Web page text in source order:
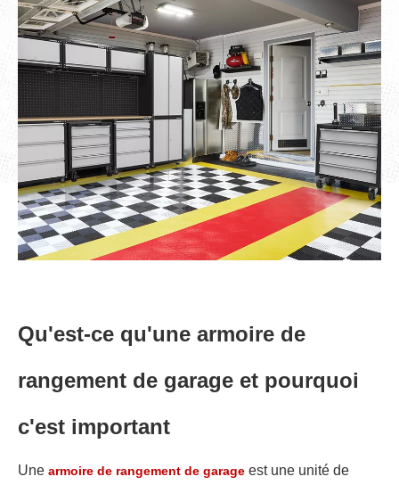
Qu'est-ce qu'une armoire de
rangement de garage et pourquoi
c'est important
Une armoire de rangement de garage est une unité de